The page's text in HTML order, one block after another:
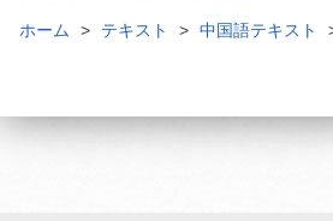
ホーム テキスト 中国語テキスト